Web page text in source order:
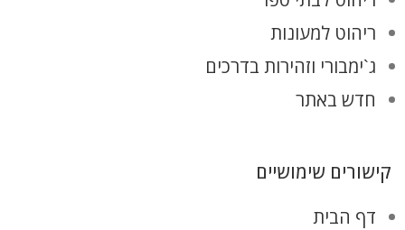
ריהוט למעונות
ג`ימבורי וזהירות בדרכים
חדש באתר
קישורים שימושיים
דף הבית